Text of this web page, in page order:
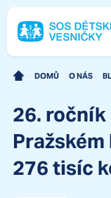
DOMŮ O NÁS
26.
276 tisíc
Jak pomáháme
Pobočky